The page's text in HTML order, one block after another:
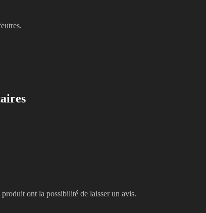
ont la possibilité de laisser un avis.